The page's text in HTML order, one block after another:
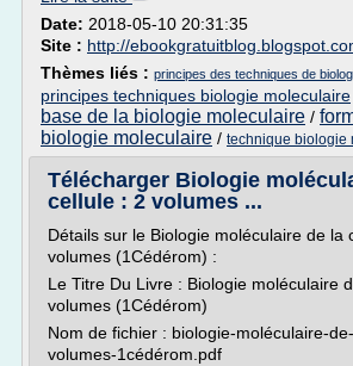
Date: 2018-05-10 20:31:35
Site : http://
Thèmes liés : principes des techniques de
principes techniques biologie moleculaire
base de la biologie moleculaire /
biologie moleculaire / technique biologie
Télécharger Biologie
cellule : 2 volumes ...
Détails sur le Biologie moléculaire de la
volumes (1Cédérom) :
Le Titre Du Livre : Biologie moléculaire
volumes (1Cédérom)
Nom de fichier : biologie-moléculaire-
volumes-1cédérom.pdf